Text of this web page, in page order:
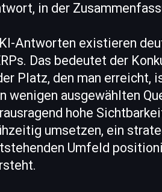
in der
Antworten existieren
Das bedeutet der
Platz, den man erreicht,
wenigen ausgewählten
hohe
umsetzen, ein
Umfeld